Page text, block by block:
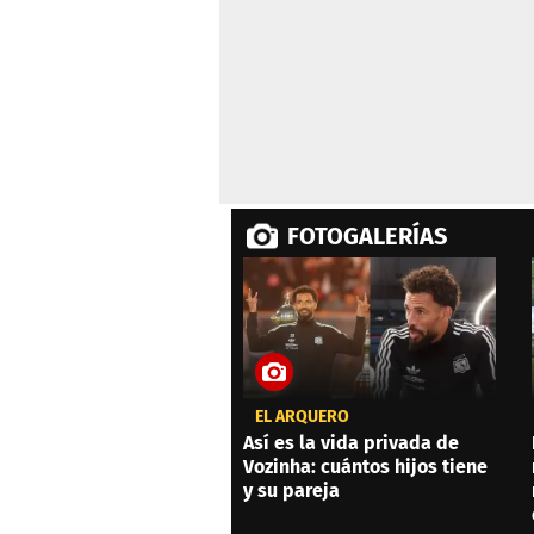
FOTOGALERÍAS
EL ARQUERO
Así es la vida privada de
Vozinha: cuántos hijos tiene
y su pareja